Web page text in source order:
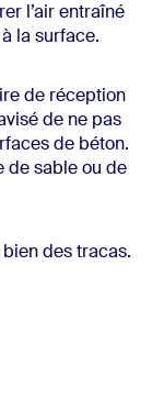
l’air entraîné
la surface.
de réception
de ne pas
de béton.
de sable ou de
des tracas.